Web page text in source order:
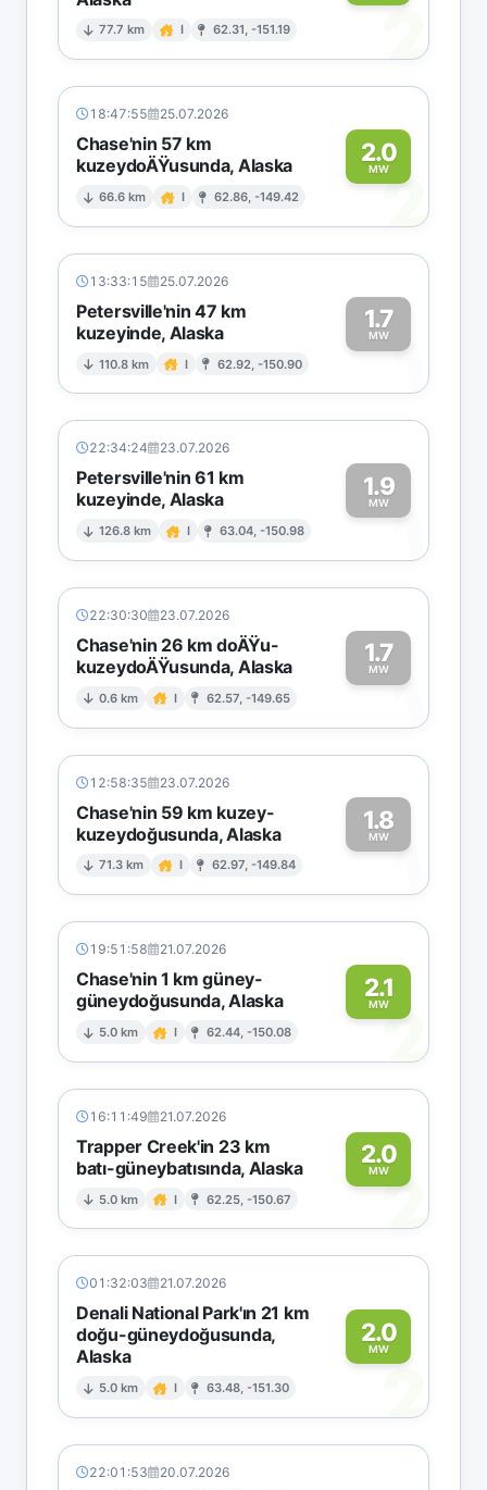
77.7 km I 62.31, -151.19 2
18:47:55 25.07.2026
Chase'nin 57 km
kuzeydoÄŸusunda, Alaska
66.6 km I 62.86, -149.42
2.0
MW2
13:33:15 25.07.2026
Petersville'nin 47 km
kuzeyinde, Alaska
110.8 km I 62.92, -150.90
1.7
MW1
22:34:24 23.07.2026
Petersville'nin 61 km
kuzeyinde, Alaska
126.8 km I 63.04, -150.98
1.9
MW1
22:30:30 23.07.2026
Chase'nin 26 km doÄŸu-
kuzeydoÄŸusunda, Alaska
0.6 km I 62.57, -149.65
1.7
MW1
12:58:35 23.07.2026
Chase'nin 59 km kuzey-
kuzeydoğusunda, Alaska
71.3 km I 62.97, -149.84
1.8
MW1
19:51:58 21.07.2026
Chase'nin 1 km güney-
güneydoğusunda, Alaska
5.0 km I 62.44, -150.08
2.1
MW2
16:11:49 21.07.2026
Trapper Creek'in 23 km
batı-güneybatısında, Alaska
5.0 km I 62.25, -150.67
2.0
MW2
01:32:03 21.07.2026
Denali National Park'ın 21 km
doğu-güneydoğusunda,
Alaska
5.0 km I 63.48, -151.30
2.0
MW
2
22:01:53 20.07.2026